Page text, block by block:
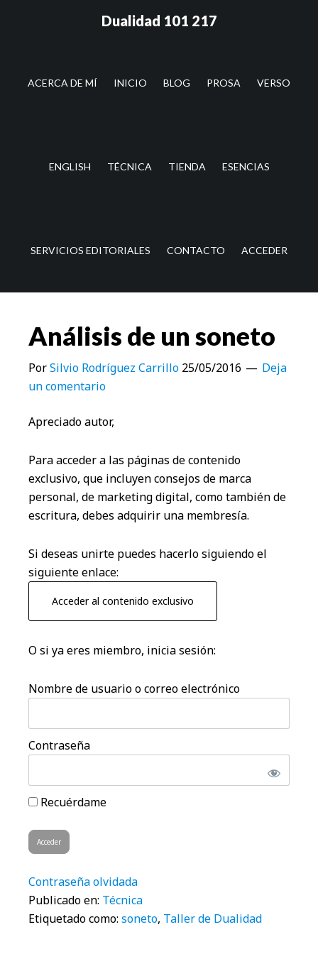
lateral
Dualidad 101 217
ACERCA DE MÍ INICIO BLOG PROSA VERSO
ENGLISH TÉCNICA TIENDA ESENCIAS
SERVICIOS EDITORIALES CONTACTO ACCEDER
Análisis de un soneto
PorSilvio Rodríguez Carrillo 25/05/2016
Deja
un comentario
Apreciado autor,
Para acceder a las páginas de contenido
exclusivo, que incluyen consejos de marca
personal, de marketing digital, como también de
escritura, debes adquirir una membresía.
Si deseas unirte puedes hacerlo siguiendo el
siguiente enlace:
Acceder al contenido exclusivo
O si ya eres miembro, inicia sesión:
Nombre de usuario o correo electrónico
Contraseña
Recuérdame
Contraseña olvidada
Publicado en: Técnica
Etiquetado como: soneto, Taller de Dualidad